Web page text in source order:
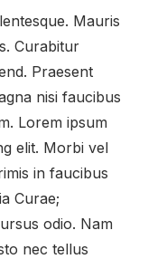
Mauris
Curabitur
Praesent
nisi faucibus
Lorem ipsum
elit. Morbi vel
in faucibus
Curae;
odio. Nam
nec tellus